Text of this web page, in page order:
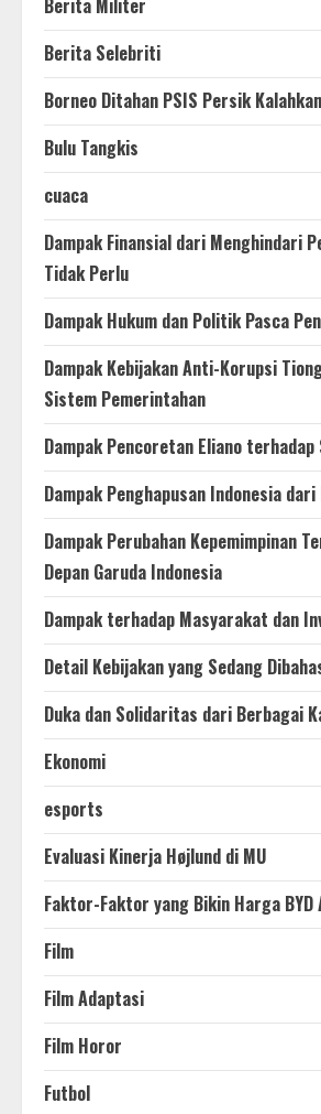
Berita Militer
Berita Selebriti
Borneo Ditahan PSIS Persik
Bulu Tangkis
cuaca
Dampak Finansial dari Menghindari
Tidak Perlu
Dampak Hukum dan Politik Pasca
Dampak Kebijakan Anti-Korupsi
Sistem Pemerintahan
Dampak Pencoretan Eliano
Dampak Penghapusan Indonesia dari
Dampak Perubahan Kepemimpinan
Depan Garuda Indonesia
Dampak terhadap Masyarakat dan
Detail Kebijakan yang Sedang
Duka dan Solidaritas dari Berbagai
Ekonomi
esports
Evaluasi Kinerja Højlund di MU
Faktor-Faktor yang Bikin Harga
Film
Film Adaptasi
Film Horor
Futbol